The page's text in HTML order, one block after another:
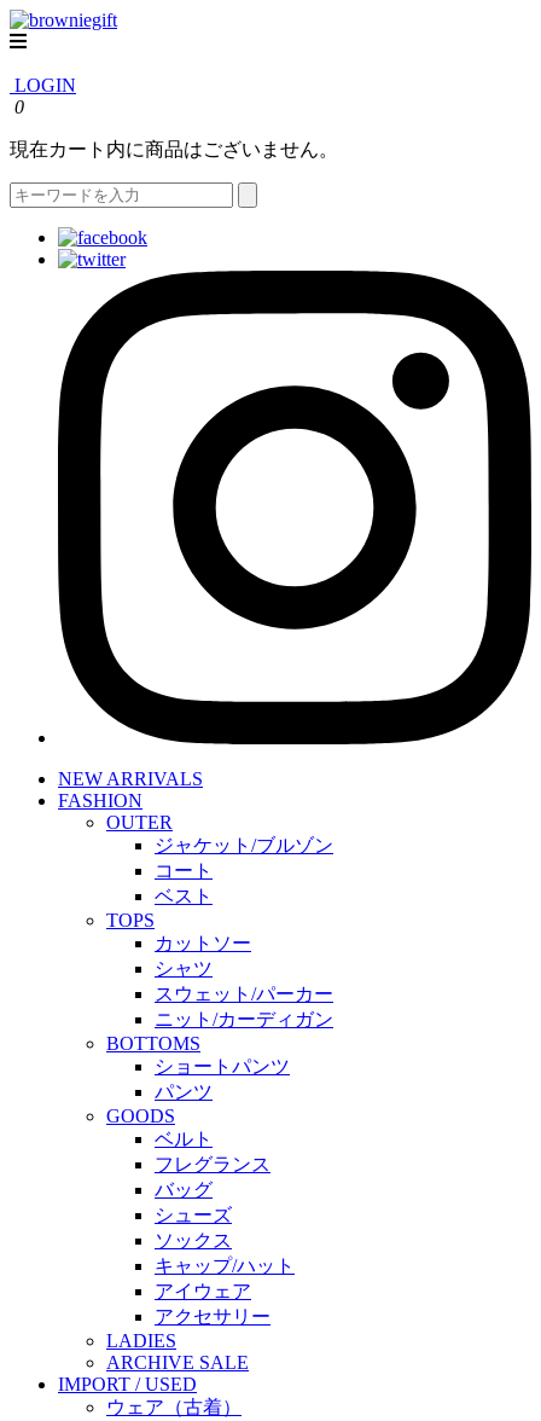
LOGIN
0
現在カート内に商品はございません。
NEW ARRIVALS
FASHION
OUTER
ジャケット/ブルゾン
コート
ベスト
TOPS
カットソー
シャツ
スウェット/パーカー
ニット/カーディガン
BOTTOMS
ショートパンツ
パンツ
GOODS
ベルト
フレグランス
バッグ
シューズ
ソックス
キャップ/ハット
アイウェア
アクセサリー
LADIES
ARCHIVE SALE
IMPORT / USED
ウェア（古着）